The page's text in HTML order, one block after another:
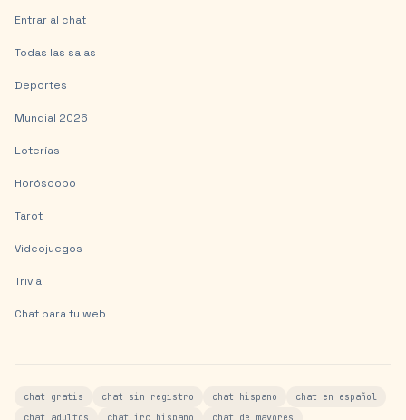
Entrar al chat
Todas las salas
Deportes
Mundial 2026
Loterías
Horóscopo
Tarot
Videojuegos
Trivial
Chat para tu web
chat gratis chat sin registro chat hispano
chat en español